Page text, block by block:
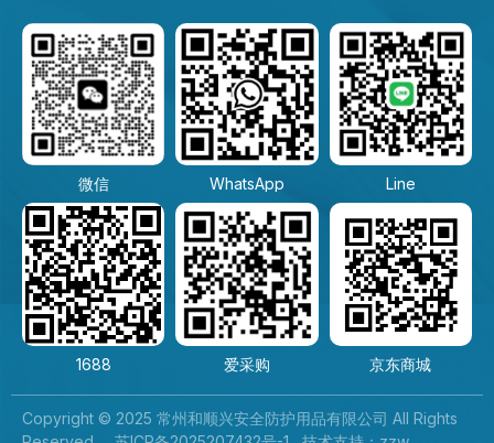
微信 WhatsApp Line
1688 爱采购 京东商城
Copyright © 2025 常州和顺兴安全防护用品有限公司 All Rights